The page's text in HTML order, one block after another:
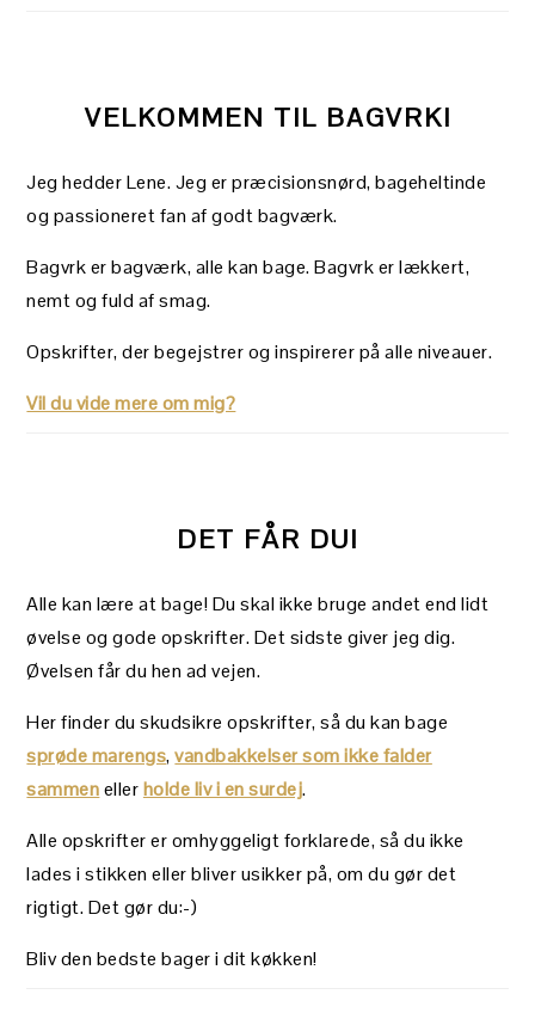
VELKOMMEN TIL BAGVRK!
Jeg hedder Lene. Jeg er præcisionsnørd, bageheltinde
og passioneret fan af godt bagværk.
Bagvrk er bagværk, alle kan bage. Bagvrk er lækkert,
nemt og fuld af smag.
Opskrifter, der begejstrer og inspirerer på alle niveauer.
Vil du vide mere om mig?
DET FÅR DU!
Alle kan lære at bage! Du skal ikke bruge andet end lidt
øvelse og gode opskrifter. Det sidste giver jeg dig.
Øvelsen får du hen ad vejen.
Her finder du skudsikre opskrifter, så du kan bage
sprøde marengs,vandbakkelser som ikke falder
sammenellerholde liv i en surdej.
Alle opskrifter er omhyggeligt forklarede, så du ikke
lades i stikken eller bliver usikker på, om du gør det
rigtigt. Det gør du:-)
Bliv den bedste bager i dit køkken!